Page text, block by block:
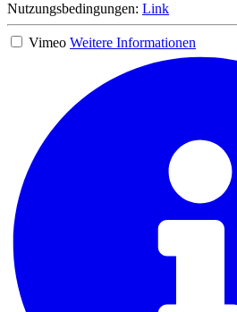
Nutzungsbedingungen: Link
Vimeo Weitere Informationen